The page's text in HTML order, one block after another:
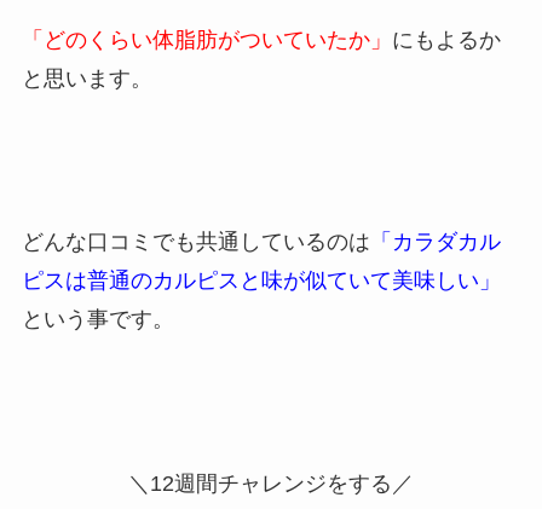
「どのくらい体脂肪がついていたか」 にもよるか
と思います。
どんな口コミでも共通しているのは 「カラダカル
ピスは普通のカルピスと味が似ていて美味しい」
という事です。
＼12週間チャレンジをする／